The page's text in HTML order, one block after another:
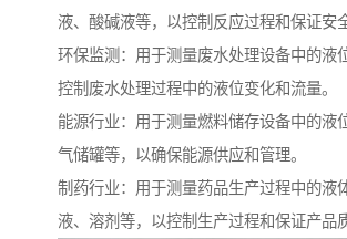
液、酸碱液等，以控制反应过程和保证安
环保监测：用于测量废水处理设备中的液
控制废水处理过程中的液位变化和流量。
能源行业：用于测量燃料储存设备中的液
气储罐等，以确保能源供应和管理。
制药行业：用于测量药品生产过程中的液
液、溶剂等，以控制生产过程和保证产品